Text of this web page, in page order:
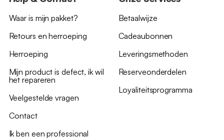
Waar is mijn pakket?
Retours en herroeping
Herroeping
Mijn product is defect, ik wil
het repareren
Veelgestelde vragen
Contact
Ik ben een professional
Betaalwijze
Cadeaubonnen
Leveringsmethoden
Reserveonderdelen
Loyaliteitsprogramma